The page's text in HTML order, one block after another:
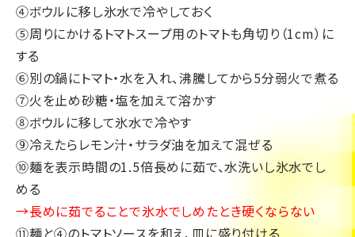
④ボウルに移し氷水で冷やしておく
⑤周りにかけるトマトスープ用のトマトも角切り（1cm）に
する
⑥別の鍋にトマト・水を入れ、沸騰してから5分弱火で煮る
⑦火を止め砂糖・塩を加えて溶かす
⑧ボウルに移して氷水で冷やす
⑨冷えたらレモン汁・サラダ油を加えて混ぜる
⑩麺を表示時間の1.5倍長めに茹で、水洗いし氷水でし
める
→長めに茹でることで氷水でしめたとき硬くならない
⑪麺と④のトマトソースを和え、皿に盛り付ける